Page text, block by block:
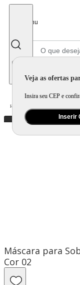
Menu
Veja as ofertas
Insira seu CEP e
Inserir
Home
Máscara para
Cor 02